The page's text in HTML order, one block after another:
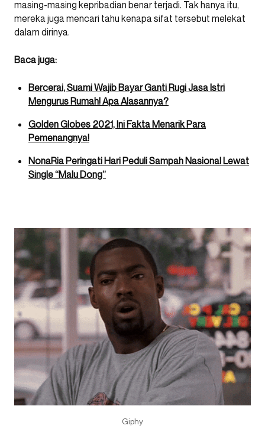
masing-masing kepribadian benar terjadi. Tak hanya itu,
mereka juga mencari tahu kenapa sifat tersebut melekat
dalam dirinya.
Baca juga:
Bercerai, Suami Wajib Bayar Ganti Rugi Jasa Istri
Mengurus Rumah! Apa Alasannya?
Golden Globes 2021, Ini Fakta Menarik Para
Pemenangnya!
NonaRia Peringati Hari Peduli Sampah Nasional Lewat
Single “Malu Dong”
Giphy